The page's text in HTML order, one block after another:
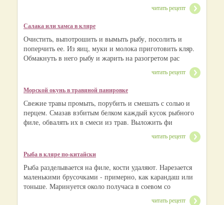
читать рецепт
Салака или хамса в кляре
Очистить, выпотрошить и вымыть рыбу, посолить и
поперчить ее. Из яиц, муки и молока приготовить кляр.
Обмакнуть в него рыбу и жарить на разогретом рас
читать рецепт
Морской окунь в травяной панировке
Свежие травы промыть, порубить и смешать с солью и
перцем. Смазав взбитым белком каждый кусок рыбного
филе, обвалять их в смеси из трав. Выложить фи
читать рецепт
Рыба в кляре по-китайски
Рыба разделывается на филе, кости удаляют. Нарезается
маленькими брусочками - примерно, как карандаш или
тоньше. Маринуется около получаса в соевом со
читать рецепт